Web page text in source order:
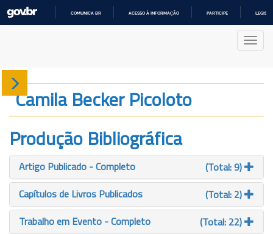
COMUNICA BR ACESSO À INFORMAÇÃO PARTICIPE
Sobre
Produção
Projetos
Gráficos
Camila Becker Picoloto
Produção Bibliográfica
Artigo Publicado - Completo
(Total: 9)
Capítulos de Livros Publicados
(Total: 2)
Trabalho em Evento - Completo
(Total: 22)